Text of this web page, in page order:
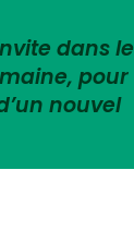
dans le
pour
nouvel